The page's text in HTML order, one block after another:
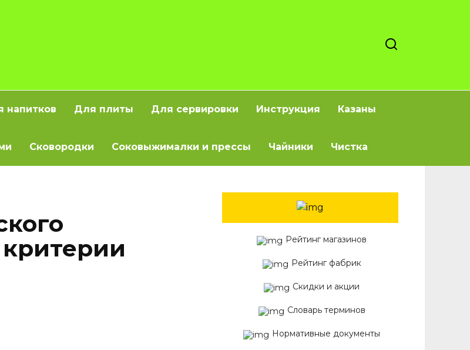
напитков Для плиты Для сервировки Инструкция Казаны
Сковородки Соковыжималки и прессы Чайники Чистка
Рейтинг магазинов
Рейтинг фабрик
Скидки и акции
Словарь терминов
Нормативные документы